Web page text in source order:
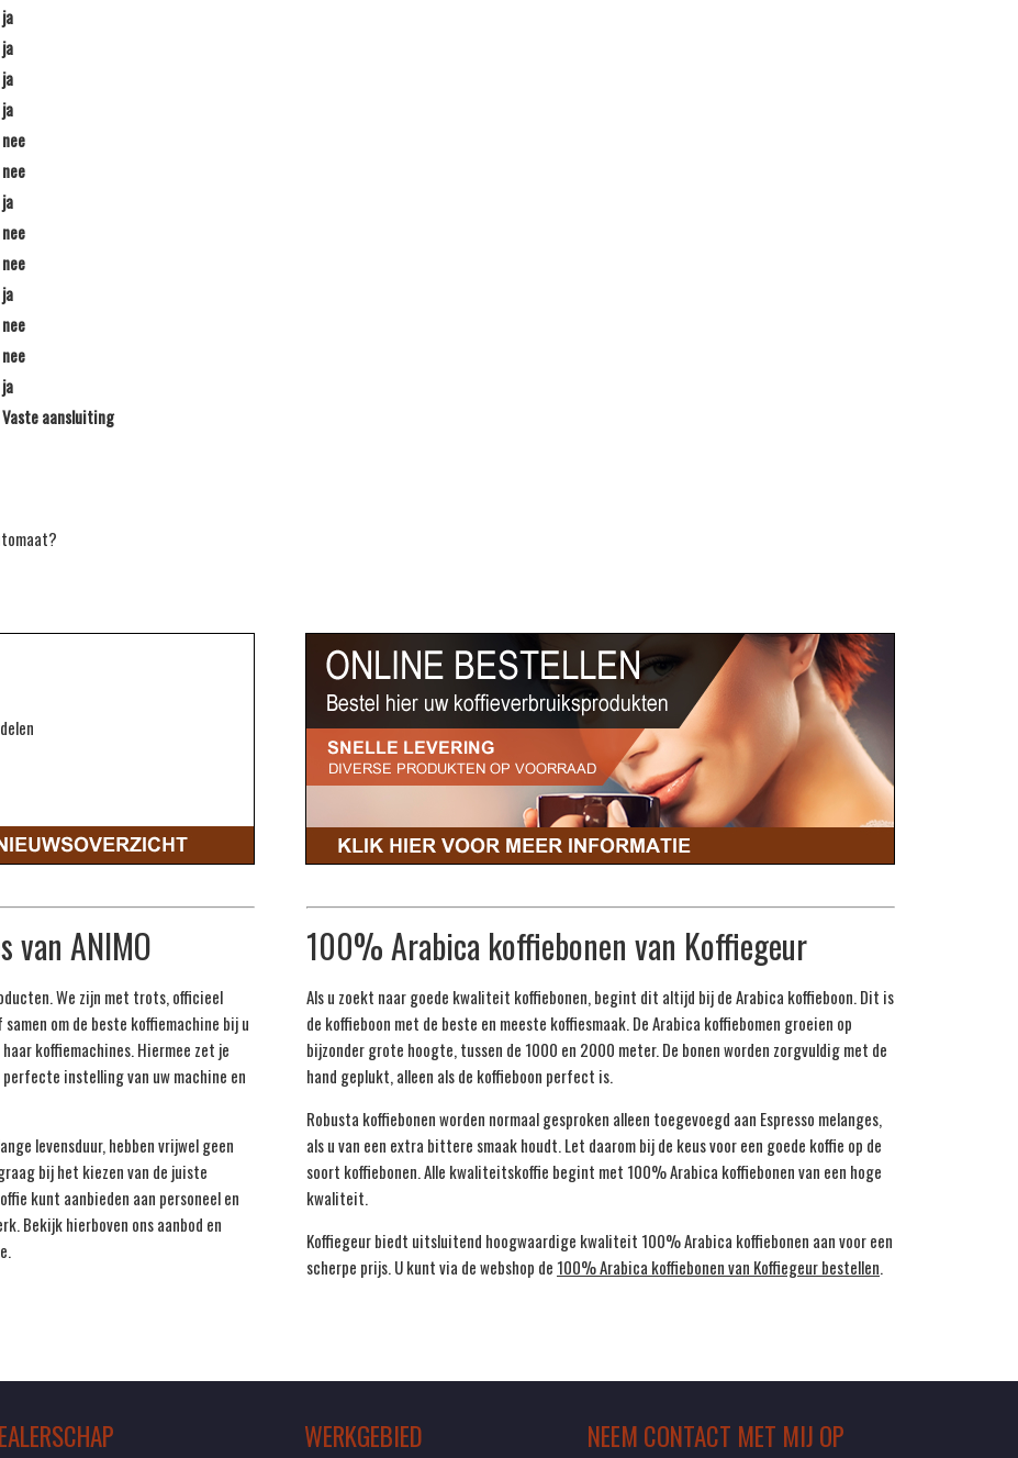
ja
ja
ja
ja
nee
nee
ja
nee
nee
ja
nee
nee
ja
Vaste aansluiting
van ANIMO
We zijn met trots, officieel
om de beste koffiemachine bij u
koffiemachines. Hiermee zet je
instelling van uw machine en
levensduur, hebben vrijwel geen
bij het kiezen van de juiste
kunt aanbieden aan personeel en
Bekijk hierboven ons aanbod en
100% Arabica koffiebonen van Koffiegeur
Als u zoekt naar goede kwaliteit koffiebonen, begint dit altijd bij de Arabica koffieboon. Dit is
de koffieboon met de beste en meeste koffiesmaak. De Arabica koffiebomen groeien op
bijzonder grote hoogte, tussen de 1000 en 2000 meter. De bonen worden zorgvuldig met de
hand geplukt, alleen als de koffieboon perfect is.
Robusta koffiebonen worden normaal gesproken alleen toegevoegd aan Espresso melanges,
als u van een extra bittere smaak houdt. Let daarom bij de keus voor een goede koffie op de
soort koffiebonen. Alle kwaliteitskoffie begint met 100% Arabica koffiebonen van een hoge
kwaliteit.
Koffiegeur biedt uitsluitend hoogwaardige kwaliteit 100% Arabica koffiebonen aan voor een
scherpe prijs. U kunt via de webshop de 100% Arabica koffiebonen van Koffiegeur bestellen.
WERKGEBIED NEEM CONTACT MET MIJ OP